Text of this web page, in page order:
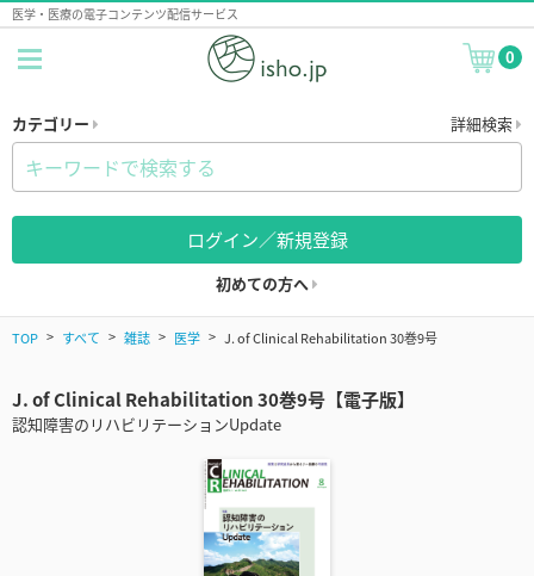
医学・医療の電子コンテンツ配信サービス
0
カテゴリー 詳細検索
ログイン／新規登録
初めての方へ
TOP すべて 雑誌 医学 J. of Clinical Rehabilitation 30巻9号
J. of Clinical Rehabilitation 30巻9号【電子版】
認知障害のリハビリテーションUpdate